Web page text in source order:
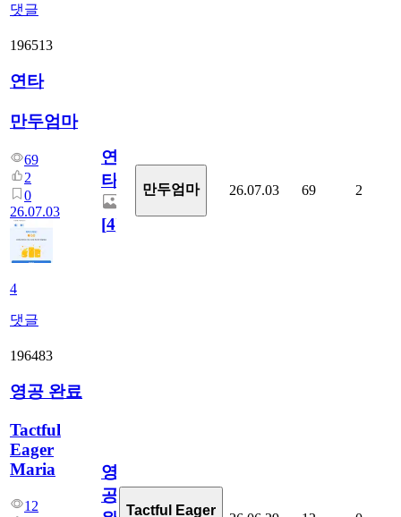
댓글
196513
연타
만두엄마
69
2
0
26.07.03
4
댓글
연
타
[4]
만두엄마 26.07.03 69 2
196483
영공 완료
Tactful
Eager
Maria
12
영
공
Tactful Eager